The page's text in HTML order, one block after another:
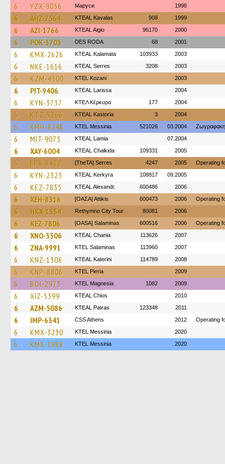
6 YZX-9056 Маруси 1998
6 AHZ-7564 KTEAL Kavalas 908 1999
6 AZI-1766 KTEAL Aigio 96170 2000
6 POK-3703 DES RODA 68 2001
6 KMX-2626 KTEAL Kalamata 103933 2003
6 NKE-1616 KTEAL Serres 3208 2003
6 KZM-4300 ΚΤΕL Kozani 2003
6 PIT-9406 KTEAL Larissa 2004
6 KYN-3737 ΚΤΕΛ Κέρκυρα 177 2004
6 KTZ-5266 KTEAL Kastoria 3 2004
6 KMH-8246 KTEL Messinia 521026 03.2004
6 MIT-9075 KTEAL Lamia 07.2004
6 XAY-6004 KTEAL Chalkida 109331 2005
6 EPX-8432 [TheTA] Serres 4247 2005 Operating
6 KYN-2323 KTEAL Kerkyra 108817 09.2005
6 KEZ-7835 KTEAL Alexandr. 600486 2006
6 XEH-8316 [ΟΑΣΑ] Αttikis 600473 2006 Operating
6 HKX-1354 Rethymno City Tour 80081 2006
6 KEZ-7806 [OASA] Salaminas 600516 2006 Operating
6 XNO-3306 KTEAL Chania 113626 2007
6 ZNA-9991 KTEL Salaminas 113960 2007
6 KNZ-1306 KTEAL Katerini 114789 2008
6 KNP-8806 KTEL Pieria 2009
6 BOI-2973 ΚΤΕL Magnesia 1082 2009
6 XIZ-5399 KTEAL Chios 2010
6 AZM-5086 KTEAL Patras 123348 2011
6 IMP-6341 CSS Athens 2012 Operating
6 KMX-3230 KTEL Messinia 2020
6 KMX-1988 KTEL Messinia 2020